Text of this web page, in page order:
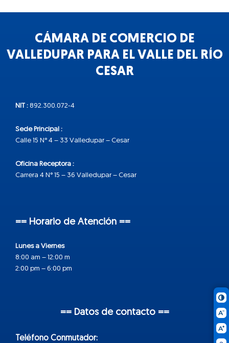
CÁMARA DE COMERCIO DE
VALLEDUPAR PARA EL VALLE DEL RÍO
CESAR
NIT : 892.300.072-4
Sede Principal :
Calle 15 N° 4 – 33 Valledupar – Cesar
Oficina Receptora :
Carrera 4 N° 15 – 36 Valledupar – Cesar
== Horario de Atención ==
Lunes a Viernes
8:00 am – 12:00 m
2:00 pm – 6:00 pm
== Datos de contacto ==
Teléfono Conmutador: